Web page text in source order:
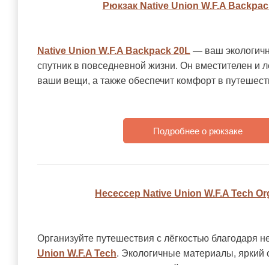
Рюкзак Native Union W.F.A
Native Union W.F.A Backpack 20L — ваш
спутник в повседневной жизни. Он вместителен и
ваши вещи, а также обеспечит комфорт в
Подробнее о рюкзаке
Несессер Native Union W.F.A Tech
Организуйте путешествия с лёгкостью благодаря
Union W.F.A Tech. Экологичные материалы, яркий